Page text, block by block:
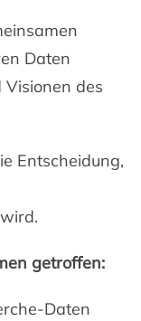
Daten
Visionen des
Entscheidung,
getroffen:
Daten